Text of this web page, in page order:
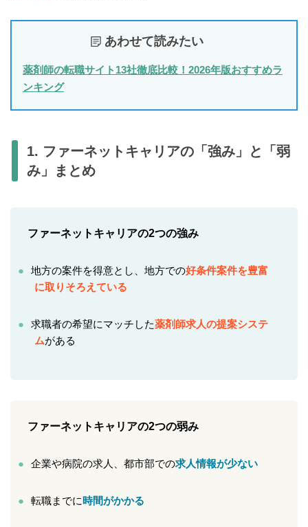
あわせて読みたい
薬剤師の転職サイト13社徹底比較！2026年版おすすめラ
ンキング
1. ファーネットキャリアの「強み」と「弱
み」まとめ
ファーネットキャリアの2つの強み
地方の案件を得意とし、地方での好条件案件を豊富
に取りそろえている
求職者の希望にマッチした薬剤師求人の提案システ
ムがある
ファーネットキャリアの2つの弱み
企業や病院の求人、都市部での求人情報が少ない
転職までに時間がかかる